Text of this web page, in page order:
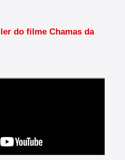
do filme Chamas da